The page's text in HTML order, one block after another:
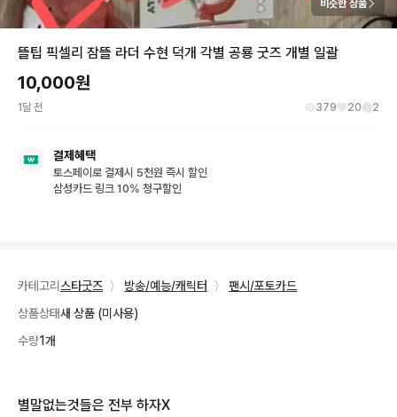
비슷한 상품
뜰팁 픽셀리 잠뜰 라더 수현 덕개 각별 공룡 굿즈 개별 일괄
10,000원
1달 전 379 20 2
결제혜택
토스페이로 결제시 5천원 즉시 할인
삼성카드 링크 10% 청구할인
카테고리 스타굿즈 〉 방송/예능/캐릭터 〉
팬시/포토카드
상품상태새 상품 (미사용)
수량1개
별말없는것들은 전부 하자X